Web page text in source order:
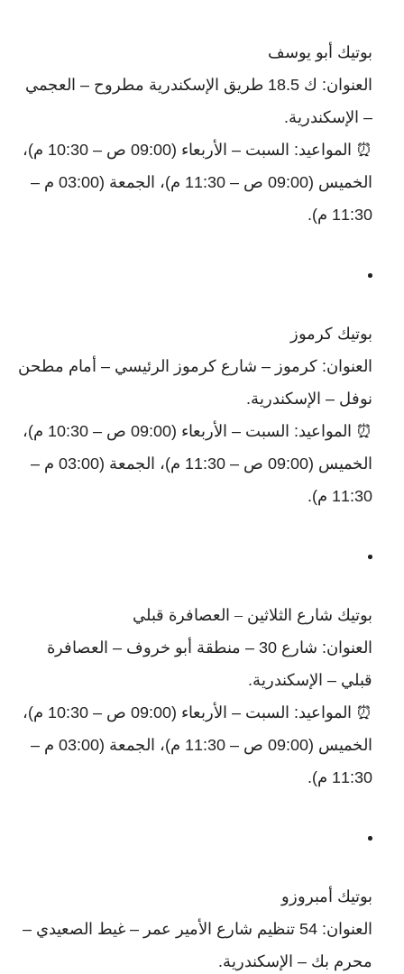
بوتيك أبو يوسف
العنوان: ك 18.5 طريق الإسكندرية مطروح – العجمي
– الإسكندرية.
⏰ المواعيد: السبت – الأربعاء (09:00 ص – 10:30 م)،
الخميس (09:00 ص – 11:30 م)، الجمعة (03:00 م –
11:30 م).
بوتيك كرموز
العنوان: كرموز – شارع كرموز الرئيسي – أمام مطحن
نوفل – الإسكندرية.
⏰ المواعيد: السبت – الأربعاء (09:00 ص – 10:30 م)،
الخميس (09:00 ص – 11:30 م)، الجمعة (03:00 م –
11:30 م).
بوتيك شارع الثلاثين – العصافرة قبلي
العنوان: شارع 30 – منطقة أبو خروف – العصافرة
قبلي – الإسكندرية.
⏰ المواعيد: السبت – الأربعاء (09:00 ص – 10:30 م)،
الخميس (09:00 ص – 11:30 م)، الجمعة (03:00 م –
11:30 م).
بوتيك أمبروزو
العنوان: 54 تنظيم شارع الأمير عمر – غيط الصعيدي –
محرم بك – الإسكندرية.